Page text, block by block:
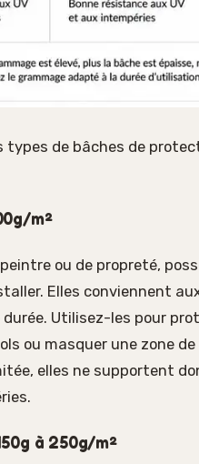
de bâches de
m²
ou de propreté,
Elles conviennent
Utilisez-les pour
ou masquer une zone
elles ne supportent
à 250g/m²